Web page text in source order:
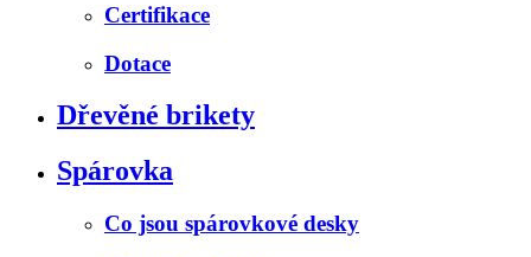
Certifikace
Dotace
Dřevěné brikety
Spárovka
Co jsou spárovkové desky